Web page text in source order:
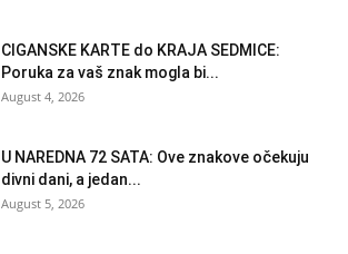
CIGANSKE KARTE do KRAJA SEDMICE:
Poruka za vaš znak mogla bi...
August 4, 2026
U NAREDNA 72 SATA: Ove znakove očekuju
divni dani, a jedan...
August 5, 2026